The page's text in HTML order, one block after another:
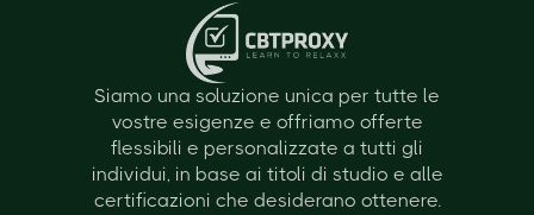
Siamo una soluzione unica per tutte le
vostre esigenze e offriamo offerte
flessibili e personalizzate a tutti gli
individui, in base ai titoli di studio e alle
certificazioni che desiderano ottenere.